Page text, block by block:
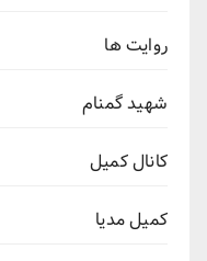
روایت ها
شهید گمنام
کانال کمیل
کمیل مدیا